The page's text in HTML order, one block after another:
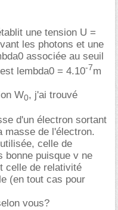
une tension U =
les photons et une
associée au seuil
lembda0 = 4.10-7m
W0, j'ai trouvé
d'un électron sortant
masse de l'électron.
celle de
bonne puisque v ne
celle de relativité
(en tout cas pour
vous?